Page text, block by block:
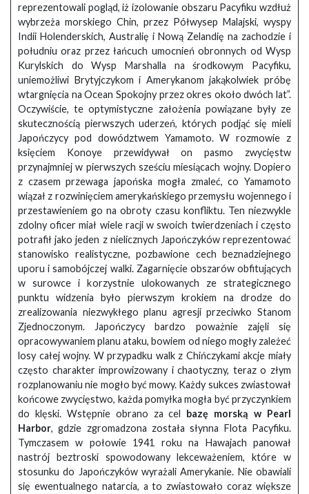
reprezentowali pogląd, iż izolowanie obszaru Pacyfiku wzdłuż
wybrzeża morskiego Chin, przez Półwysep Malajski, wyspy
Indii Holenderskich, Australię i Nową Zelandię na zachodzie i
południu oraz przez łańcuch umocnień obronnych od Wysp
Kurylskich do Wysp Marshalla na środkowym Pacyfiku,
uniemożliwi Brytyjczykom i Amerykanom jakąkolwiek próbę
wtargnięcia na Ocean Spokojny przez okres około dwóch lat”.
Oczywiście, te optymistyczne założenia powiązane były ze
skutecznością pierwszych uderzeń, których podjąć się mieli
Japończycy pod dowództwem Yamamoto. W rozmowie z
księciem Konoye przewidywał on pasmo zwycięstw
przynajmniej w pierwszych sześciu miesiącach wojny. Dopiero
z czasem przewaga japońska mogła zmaleć, co Yamamoto
wiązał z rozwinięciem amerykańskiego przemysłu wojennego i
przestawieniem go na obroty czasu konfliktu. Ten niezwykle
zdolny oficer miał wiele racji w swoich twierdzeniach i często
potrafił jako jeden z nielicznych Japończyków reprezentować
stanowisko realistyczne, pozbawione cech beznadziejnego
uporu i samobójczej walki. Zagarnięcie obszarów obfitujących
w surowce i korzystnie ulokowanych ze strategicznego
punktu widzenia było pierwszym krokiem na drodze do
zrealizowania niezwykłego planu agresji przeciwko Stanom
Zjednoczonym. Japończycy bardzo poważnie zajęli się
opracowywaniem planu ataku, bowiem od niego mogły zależeć
losy całej wojny. W przypadku walk z Chińczykami akcje miały
często charakter improwizowany i chaotyczny, teraz o złym
rozplanowaniu nie mogło być mowy. Każdy sukces zwiastował
końcowe zwycięstwo, każda pomyłka mogła być przyczynkiem
do klęski. Wstępnie obrano za cel bazę morską w Pearl
Harbor, gdzie zgromadzona została słynna Flota Pacyfiku.
Tymczasem w połowie 1941 roku na Hawajach panował
nastrój beztroski spowodowany lekceważeniem, które w
stosunku do Japończyków wyrażali Amerykanie. Nie obawiali
się ewentualnego natarcia, a to zwiastowało coraz większe